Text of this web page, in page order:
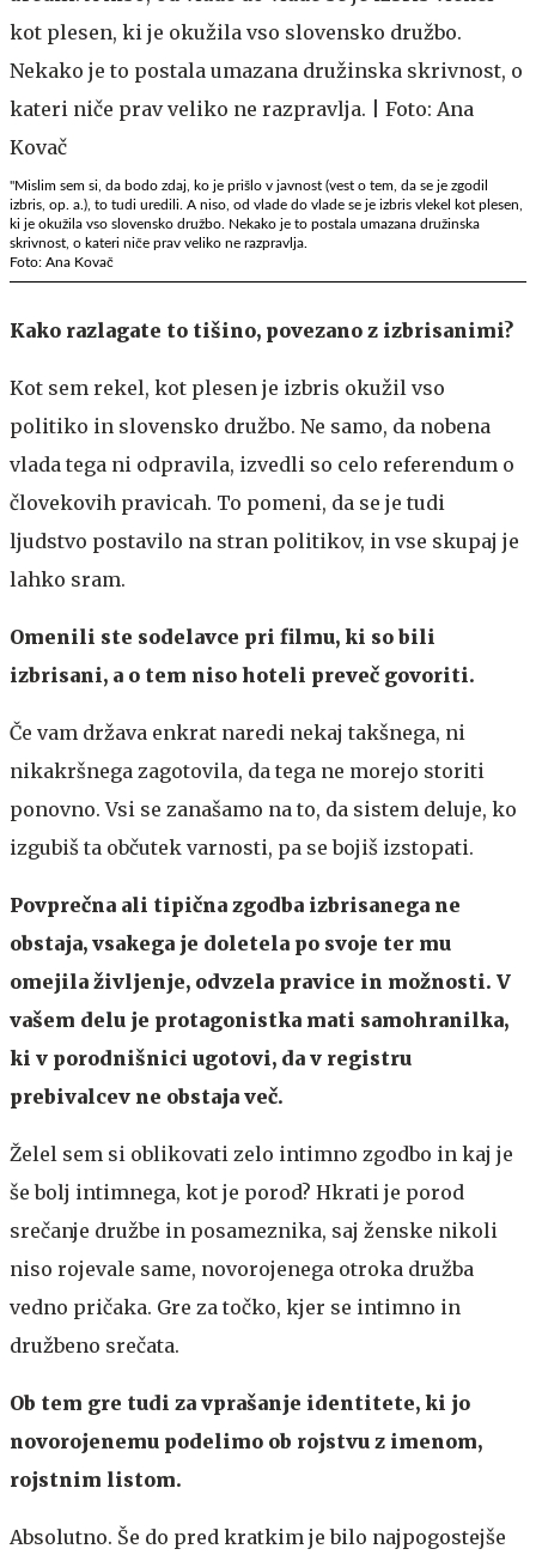
"Mislim sem si, da bodo zdaj, ko je prišlo v javnost (vest o tem, da se je zgodil
izbris, op. a.), to tudi uredili. A niso, od vlade do vlade se je izbris vlekel kot plesen,
ki je okužila vso slovensko družbo. Nekako je to postala umazana družinska
skrivnost, o kateri niče prav veliko ne razpravlja.
Foto: Ana Kovač
Kako razlagate to tišino, povezano z izbrisanimi?
Kot sem rekel, kot plesen je izbris okužil vso
politiko in slovensko družbo. Ne samo, da nobena
vlada tega ni odpravila, izvedli so celo referendum o
človekovih pravicah. To pomeni, da se je tudi
ljudstvo postavilo na stran politikov, in vse skupaj je
lahko sram.
Omenili ste sodelavce pri filmu, ki so bili
izbrisani, a o tem niso hoteli preveč govoriti.
Če vam država enkrat naredi nekaj takšnega, ni
nikakršnega zagotovila, da tega ne morejo storiti
ponovno. Vsi se zanašamo na to, da sistem deluje, ko
izgubiš ta občutek varnosti, pa se bojiš izstopati.
Povprečna ali tipična zgodba izbrisanega ne
obstaja, vsakega je doletela po svoje ter mu
omejila življenje, odvzela pravice in možnosti. V
vašem delu je protagonistka mati samohranilka,
ki v porodnišnici ugotovi, da v registru
prebivalcev ne obstaja več.
Želel sem si oblikovati zelo intimno zgodbo in kaj je
še bolj intimnega, kot je porod? Hkrati je porod
srečanje družbe in posameznika, saj ženske nikoli
niso rojevale same, novorojenega otroka družba
vedno pričaka. Gre za točko, kjer se intimno in
družbeno srečata.
Ob tem gre tudi za vprašanje identitete, ki jo
novorojenemu podelimo ob rojstvu z imenom,
rojstnim listom.
Absolutno. Še do pred kratkim je bilo najpogostejše